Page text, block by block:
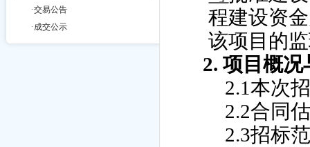
·交易公告
·成交公示
程建设资
该项目的
2.项目概况
2.1本次
2.2合同
2.3招标